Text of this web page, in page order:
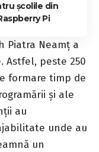
școlile din
Pi
Piatra Neamț a
Astfel, peste 250
formare timp de
și ale
au
unde au
un